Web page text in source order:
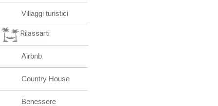
Villaggi turistici
Rilassarti
Airbnb
Country House
Benessere